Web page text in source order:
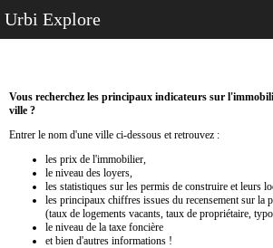
Urbi Explore
Vous recherchez les principaux indicateurs sur
ville ?
Entrer le nom d'une ville ci-dessous et retrouvez :
les prix de l'immobilier,
le niveau des loyers,
les statistiques sur les permis de construire et leurs
les principaux chiffres issues du recensement sur la
(taux de logements vacants, taux de propriétaire,
le niveau de la taxe foncière
et bien d'autres informations !